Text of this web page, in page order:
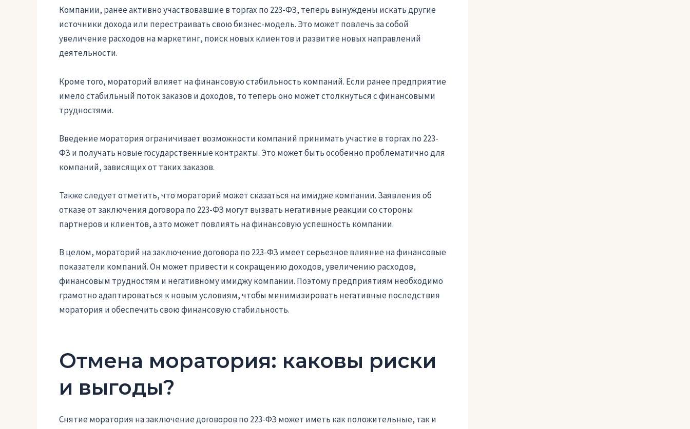
Компании, ранее активно участвовавшие в торгах по 223-ФЗ, теперь вынуждены искать другие
источники дохода или перестраивать свою бизнес-модель. Это может повлечь за собой
увеличение расходов на маркетинг, поиск новых клиентов и развитие новых направлений
деятельности.
Кроме того, мораторий влияет на финансовую стабильность компаний. Если ранее предприятие
имело стабильный поток заказов и доходов, то теперь оно может столкнуться с финансовыми
трудностями.
Введение моратория ограничивает возможности компаний принимать участие в торгах по 223-
ФЗ и получать новые государственные контракты. Это может быть особенно проблематично для
компаний, зависящих от таких заказов.
Также следует отметить, что мораторий может сказаться на имидже компании. Заявления об
отказе от заключения договора по 223-ФЗ могут вызвать негативные реакции со стороны
партнеров и клиентов, а это может повлиять на финансовую успешность компании.
В целом, мораторий на заключение договора по 223-ФЗ имеет серьезное влияние на финансовые
показатели компаний. Он может привести к сокращению доходов, увеличению расходов,
финансовым трудностям и негативному имиджу компании. Поэтому предприятиям необходимо
грамотно адаптироваться к новым условиям, чтобы минимизировать негативные последствия
моратория и обеспечить свою финансовую стабильность.
Отмена моратория: каковы риски
и выгоды?
Снятие моратория на заключение договоров по 223-ФЗ может иметь как положительные, так и